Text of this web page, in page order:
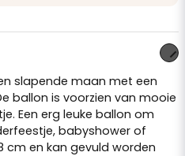
slapende maan met een
ballon is voorzien van mooie
Een erg leuke ballon om
babyshower of
cm en kan gevuld worden